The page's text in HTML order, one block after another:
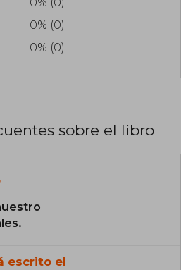
0% (0)
0% (0)
sobre el libro
escrito el